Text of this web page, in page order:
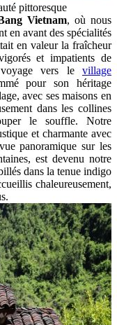
pittoresque
Vietnam, où nous
en avant des spécialités
en valeur la fraîcheur
et impatients de
vers le village
pour son héritage
avec ses maisons en
dans les collines
le souffle. Notre
et charmante avec
panoramique sur les
est devenu notre
dans la tenue indigo
chaleureusement,